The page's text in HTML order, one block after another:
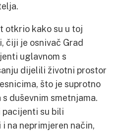
otkrio kako su u toj
čiji je osnivač Grad
uglavnom s
dijelili životni prostor
što je suprotno
duševnim smetnjama.
su bili
na neprimjeren način,